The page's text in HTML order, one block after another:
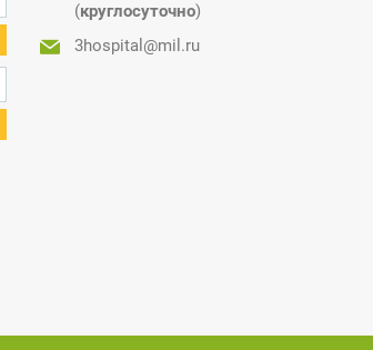
(круглосуточно)
3hospital@mil.ru